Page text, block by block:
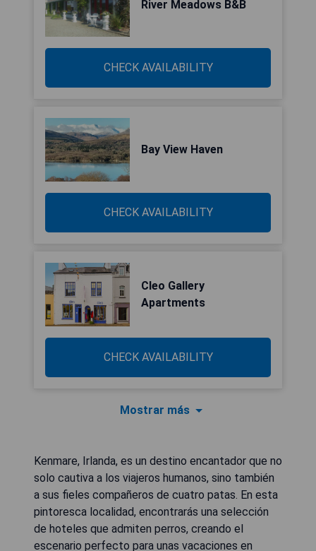
River Meadows B&B
CHECK AVAILABILITY
Bay View Haven
CHECK AVAILABILITY
Cleo Gallery
Apartments
CHECK AVAILABILITY
Mostrar más
Kenmare, Irlanda, es un destino encantador que no
solo cautiva a los viajeros humanos, sino también
a sus fieles compañeros de cuatro patas. En esta
pintoresca localidad, encontrarás una selección
de hoteles que admiten perros, creando el
escenario perfecto para unas vacaciones en